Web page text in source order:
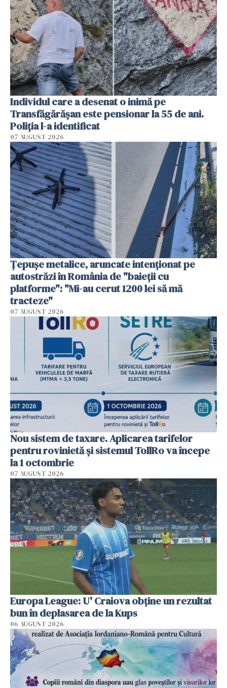
Individul care a desenat o inimă pe
Transfăgărășan este pensionar la 55 de ani.
Poliția l-a identificat
07 AUGUST 2026
Țepușe metalice, aruncate intenționat pe
autostrăzi în România de "baieții cu
platforme": "Mi-au cerut 1200 lei să mă
tracteze"
07 AUGUST 2026
Nou sistem de taxare. Aplicarea tarifelor
pentru rovinietă şi sistemul TollRo va începe
la 1 octombrie
07 AUGUST 2026
Europa League: U' Craiova obține un rezultat
bun în deplasarea de la Kups
06 AUGUST 2026